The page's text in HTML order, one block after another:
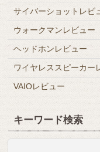
サイバーショットレビ
ウォークマンレビュー
ヘッドホンレビュー
ワイヤレススピーカー
VAIOレビュー
キーワード検索